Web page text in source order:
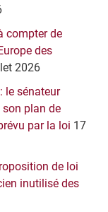
compter de
des
2026
le sénateur
son plan de
par la loi 17
de loi
inutilisé des